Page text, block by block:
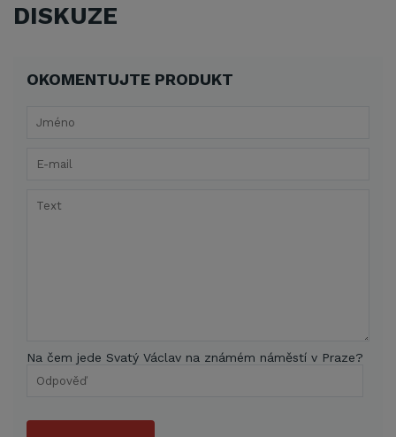
DISKUZE
OKOMENTUJTE PRODUKT
Na čem jede Svatý Václav na známém náměstí v Praze?